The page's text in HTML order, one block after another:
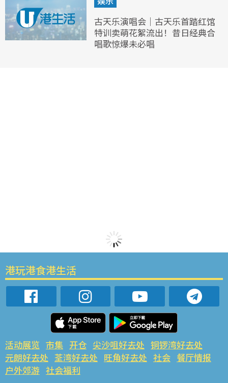
古天乐演唱会｜古天乐首踏红馆
特训卖萌花絮流出！昔日经典合
唱歌惊爆未必唱
港玩港食港生活
活动展览 市集 开仓 尖沙咀好去处 铜锣湾好去处
元朗好去处 荃湾好去处 旺角好去处 社会 餐厅情报
户外郊游 社会福利